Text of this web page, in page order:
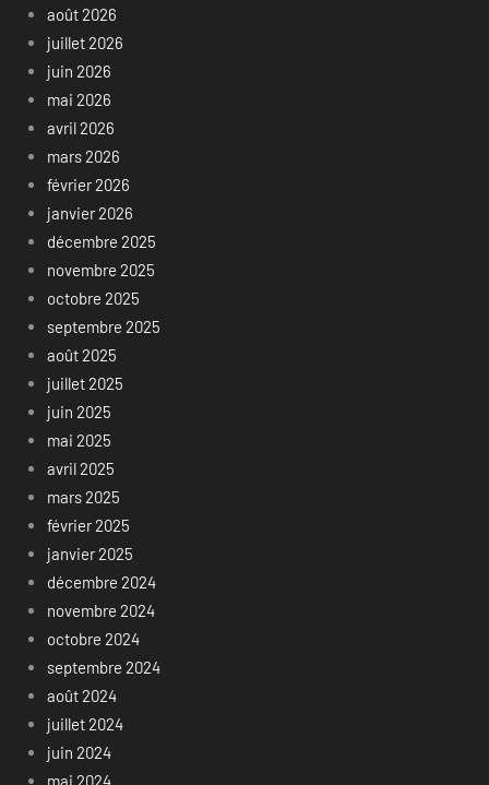
août 2026
juillet 2026
juin 2026
mai 2026
avril 2026
mars 2026
février 2026
janvier 2026
décembre 2025
novembre 2025
octobre 2025
septembre 2025
août 2025
juillet 2025
juin 2025
mai 2025
avril 2025
mars 2025
février 2025
janvier 2025
décembre 2024
novembre 2024
octobre 2024
septembre 2024
août 2024
juillet 2024
juin 2024
mai 2024